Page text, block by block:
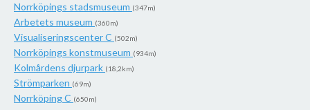
Norrköpings stadsmuseum (347m)
Arbetets museum (360m)
Visualiseringscenter C (502m)
Norrköpings konstmuseum (934m)
Kolmårdens djurpark (18,2km)
Strömparken (69m)
Norrköping C (650m)